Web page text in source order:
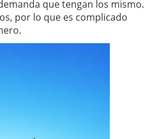
que tengan los mismo.
por lo que es complicado